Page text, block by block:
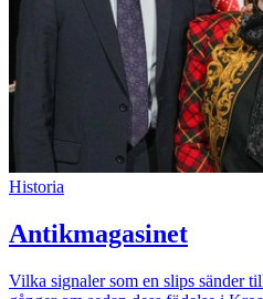
Historia
Antikmagasinet
Vilka signaler som en slips sänder